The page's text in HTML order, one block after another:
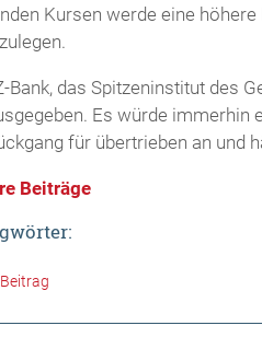
Kursen werde eine
Bank, das Spitzeninstitut des
Es würde immerhin
für übertrieben an und
Beiträge